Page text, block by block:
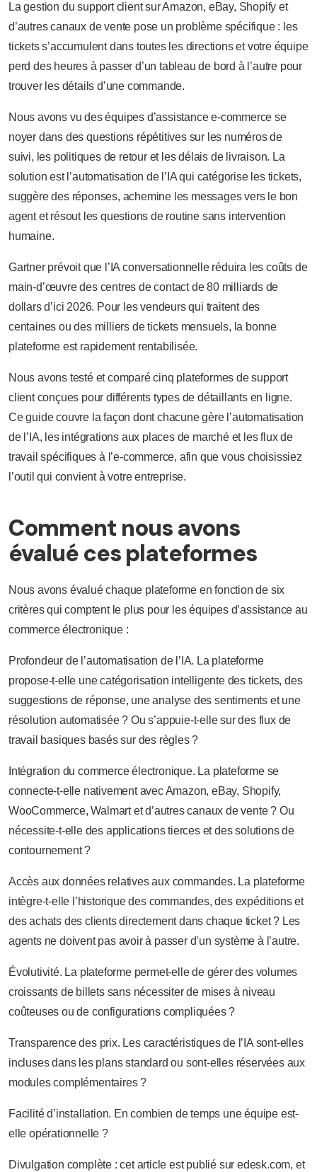
La gestion du support client sur Amazon, eBay, Shopify et
d’autres canaux de vente pose un problème spécifique : les
tickets s’accumulent dans toutes les directions et votre équipe
perd des heures à passer d’un tableau de bord à l’autre pour
trouver les détails d’une commande.
Nous avons vu des équipes d’assistance e-commerce se
noyer dans des questions répétitives sur les numéros de
suivi, les politiques de retour et les délais de livraison. La
solution est l’automatisation de l’IA qui catégorise les tickets,
suggère des réponses, achemine les messages vers le bon
agent et résout les questions de routine sans intervention
humaine.
Gartner prévoit que l’IA conversationnelle réduira les coûts de
main-d’œuvre des centres de contact de 80 milliards de
dollars d’ici 2026. Pour les vendeurs qui traitent des
centaines ou des milliers de tickets mensuels, la bonne
plateforme est rapidement rentabilisée.
Nous avons testé et comparé cinq plateformes de support
client conçues pour différents types de détaillants en ligne.
Ce guide couvre la façon dont chacune gère l’automatisation
de l’IA, les intégrations aux places de marché et les flux de
travail spécifiques à l’e-commerce, afin que vous choisissiez
l’outil qui convient à votre entreprise.
Comment nous avons
évalué ces plateformes
Nous avons évalué chaque plateforme en fonction de six
critères qui comptent le plus pour les équipes d’assistance au
commerce électronique :
Profondeur de l’automatisation de l’IA. La plateforme
propose-t-elle une catégorisation intelligente des tickets, des
suggestions de réponse, une analyse des sentiments et une
résolution automatisée ? Ou s’appuie-t-elle sur des flux de
travail basiques basés sur des règles ?
Intégration du commerce électronique. La plateforme se
connecte-t-elle nativement avec Amazon, eBay, Shopify,
WooCommerce, Walmart et d’autres canaux de vente ? Ou
nécessite-t-elle des applications tierces et des solutions de
contournement ?
Accès aux données relatives aux commandes. La plateforme
intègre-t-elle l’historique des commandes, des expéditions et
des achats des clients directement dans chaque ticket ? Les
agents ne doivent pas avoir à passer d’un système à l’autre.
Évolutivité. La plateforme permet-elle de gérer des volumes
croissants de billets sans nécessiter de mises à niveau
coûteuses ou de configurations compliquées ?
Transparence des prix. Les caractéristiques de l’IA sont-elles
incluses dans les plans standard ou sont-elles réservées aux
modules complémentaires ?
Facilité d’installation. En combien de temps une équipe est-
elle opérationnelle ?
Divulgation complète : cet article est publié sur edesk.com, et